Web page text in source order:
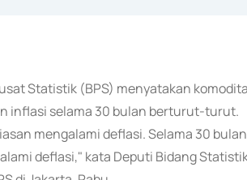
Statistik (BPS) menyatakan
inflasi selama 30 bulan berturut-turut.
mengalami deflasi. Selama 30
deflasi," kata Deputi Bidang